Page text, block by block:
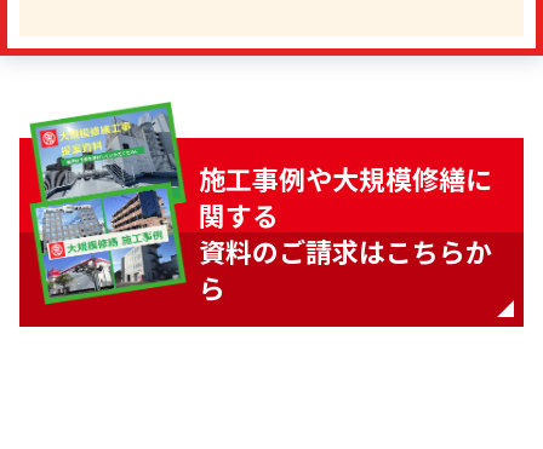
施工事例や大規模修繕に
関する
資料のご請求はこちらか
ら